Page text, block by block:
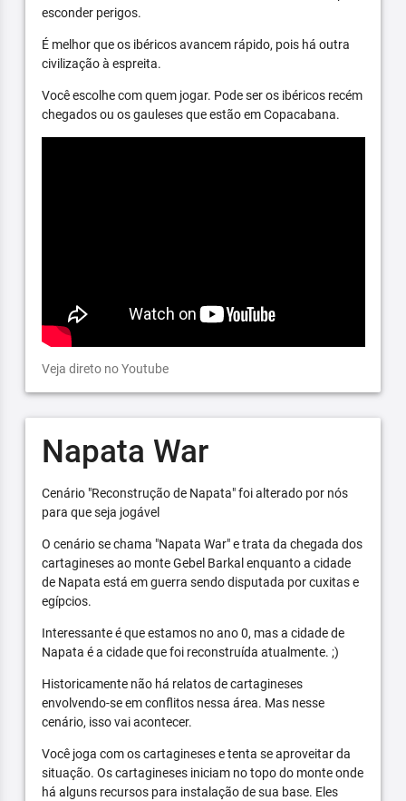
esconder perigos.
É melhor que os ibéricos avancem rápido, pois há outra
civilização à espreita.
Você escolhe com quem jogar. Pode ser os ibéricos recém
chegados ou os gauleses que estão em Copacabana.
Veja direto no Youtube
Napata War
Cenário "Reconstrução de Napata" foi alterado por nós
para que seja jogável
O cenário se chama "Napata War" e trata da chegada dos
cartagineses ao monte Gebel Barkal enquanto a cidade
de Napata está em guerra sendo disputada por cuxitas e
egípcios.
Interessante é que estamos no ano 0, mas a cidade de
Napata é a cidade que foi reconstruída atualmente. ;)
Historicamente não há relatos de cartagineses
envolvendo-se em conflitos nessa área. Mas nesse
cenário, isso vai acontecer.
Você joga com os cartagineses e tenta se aproveitar da
situação. Os cartagineses iniciam no topo do monte onde
há alguns recursos para instalação de sua base. Eles